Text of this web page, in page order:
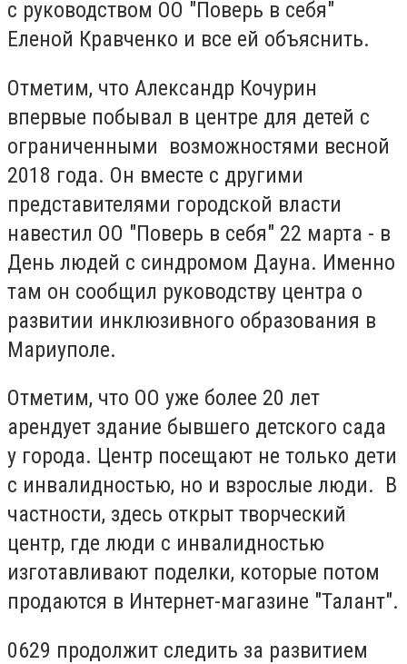
с руководством ОО "Поверь в себя"
Еленой Кравченко и все ей объяснить.
Отметим, что Александр Кочурин
впервые побывал в центре для детей с
ограниченными возможностями весной
2018 года. Он вместе с другими
представителями городской власти
навестил ОО "Поверь в себя" 22 марта - в
День людей с синдромом Дауна. Именно
там он сообщил руководству центра о
развитии инклюзивного образования в
Мариуполе.
Отметим, что ОО уже более 20 лет
арендует здание бывшего детского сада
у города. Центр посещают не только дети
с инвалидностью, но и взрослые люди. В
частности, здесь открыт творческий
центр, где люди с инвалидностью
изготавливают поделки, которые потом
продаются в Интернет-магазине "Талант".
0629 продолжит следить за развитием